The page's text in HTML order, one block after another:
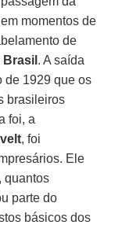
em momentos de
de
Brasil . A saída
de 1929 que os
brasileiros
foi, a
, foi
Ele
quantos
parte do
básicos dos